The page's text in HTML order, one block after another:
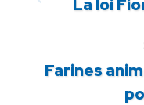
La loi
Farines